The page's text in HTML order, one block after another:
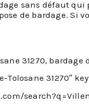
sans défaut qui
de bardage. Si
31270,
31270″